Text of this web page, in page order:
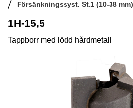
Försänkningssyst. St.1 (10-38 mm)
1H-15,5
Tappborr med lödd hårdmetall